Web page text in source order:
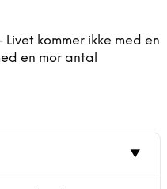
kommer ikke med en
en mor antal
▼